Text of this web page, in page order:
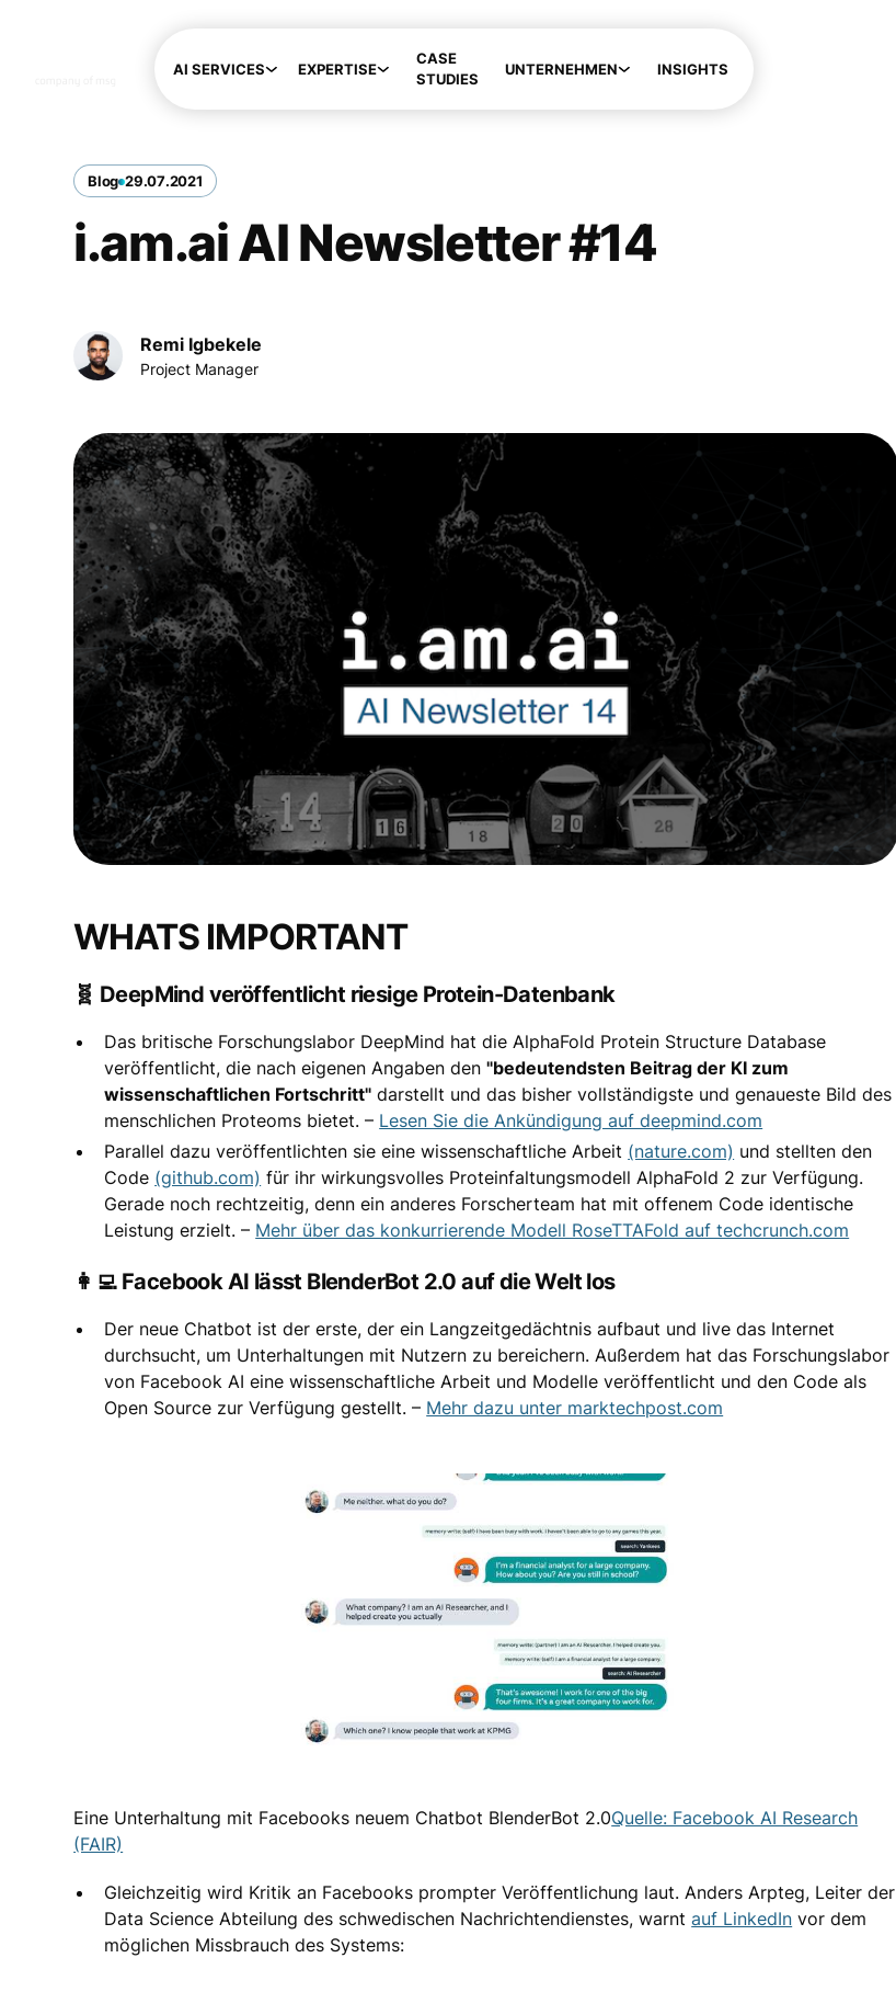
AI SERVICES EXPERTISE
CASE
STUDIES
UNTERNEHMEN INSIGHTS
Blog 29.07.2021
i.am.ai AI Newsletter #14
Remi Igbekele
Project Manager
WHATS IMPORTANT
🧬 DeepMind veröffentlicht riesige Protein-Datenbank
Das britische Forschungslabor DeepMind hat die AlphaFold Protein Structure Database
veröffentlicht, die nach eigenen Angaben den"bedeutendsten Beitrag der KI zum
wissenschaftlichen Fortschritt" darstellt und das bisher vollständigste und genaueste Bild des
menschlichen Proteoms bietet. – Lesen Sie die Ankündigung auf deepmind.com
Parallel dazu veröffentlichten sie eine wissenschaftliche Arbeit (nature.com) und stellten den
Code (github.com) für ihr wirkungsvolles Proteinfaltungsmodell AlphaFold 2 zur Verfügung.
Gerade noch rechtzeitig, denn ein anderes Forscherteam hat mit offenem Code identische
Leistung erzielt. – Mehr über das konkurrierende Modell RoseTTAFold auf techcrunch.com
👩‍💻 Facebook AI lässt BlenderBot 2.0 auf die Welt los
Der neue Chatbot ist der erste, der ein Langzeitgedächtnis aufbaut und live das Internet
durchsucht, um Unterhaltungen mit Nutzern zu bereichern. Außerdem hat das Forschungslabor
von Facebook AI eine wissenschaftliche Arbeit und Modelle veröffentlicht und den Code als
Open Source zur Verfügung gestellt. – Mehr dazu unter marktechpost.com
Eine Unterhaltung mit Facebooks neuem Chatbot BlenderBot 2.0Quelle: Facebook AI Research
(FAIR)
Gleichzeitig wird Kritik an Facebooks prompter Veröffentlichung laut. Anders Arpteg, Leiter der
Data Science Abteilung des schwedischen Nachrichtendienstes, warntauf LinkedIn vor dem
möglichen Missbrauch des Systems: